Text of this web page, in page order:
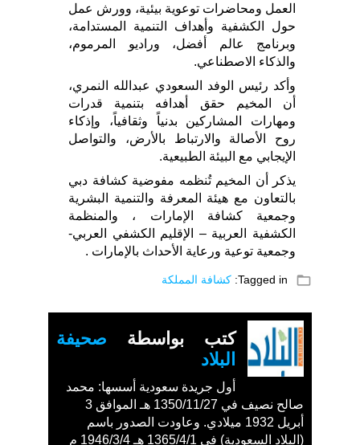
العمل ومحاضرات توعوية بيئية، وورش عمل
حول الكشفية وأهداف التنمية المستدامة،
وبرنامج عالم أفضل، وراديو المرموم،
والذكاء الاصطناعي.
وأكد رئيس الوفد السعودي عبدالله النمري،
أن المخيم حقق أهدافه بتنمية قدرات
ومهارات المشاركين بدنياً وثقافياً، وإذكاء
روح الأصالة والارتباط بالأرض، والتواصل
الإيجابي مع البيئة الطبيعية.
يذكر أن المخيم تُنظمه مفوضية كشافة دبي
بالتعاون مع هيئة المعرفة والتنمية البشرية
وجمعية كشافة الإمارات ، والمنظمة
الكشفية العربية – الإقليم الكشفي العربي-
وجمعية توعية ورعاية الأحداث بالإمارات .
folder_open
Tagged in: كشافة المملكة
كتب بواسطة صحيفة
البلاد
أول جريدة سعودية أسسها: محمد
صالح نصيف في 1350/11/27 هـ الموافق 3
أبريل 1932 ميلادي. وعاودت الصدور باسم
(البلاد السعودية) في 1365/4/1 هـ 1946/3/4 م